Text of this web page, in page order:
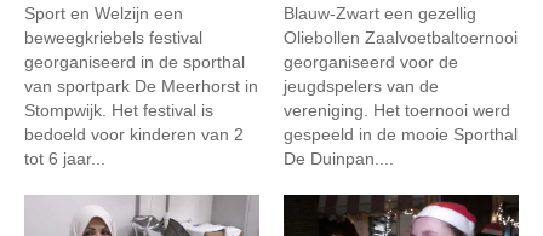
Sport en Welzijn een
beweegkriebels festival
georganiseerd in de sporthal
van sportpark De Meerhorst in
Stompwijk. Het festival is
bedoeld voor kinderen van 2
tot 6 jaar...
Blauw-Zwart een gezellig
Oliebollen Zaalvoetbaltoernooi
georganiseerd voor de
jeugdspelers van de
vereniging. Het toernooi werd
gespeeld in de mooie Sporthal
De Duinpan....